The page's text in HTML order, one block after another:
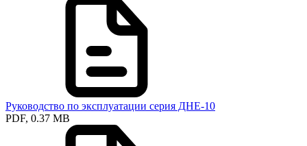
Руководство по эксплуатации серия ДНЕ-10
PDF, 0.37 MB